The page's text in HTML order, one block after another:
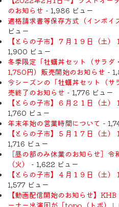
のお知らせ - 1,986 ビュー
適格請求書等保存方式（インボイ
ビュー
【とらの子市】７月１９日（土
1,900 ビュー
冬季限定「牡蠣丼セット（サラダ
1,750円）販売開始のお知らせ -
今シーズンの「牡蠣丼セット（サ
売終了のお知らせ - 1,776 ビュー
【とらの子市】６月２１日（土
1,760 ビュー
年末年始の営業時間について -
【とらの子市】５月１７日（土
1,716 ビュー
［昼の部のみ休業のお知らせ］
（火）
- 1,622 ビュー
【とらの子市】４月１９日（土
1,577 ビュー
【動画配信開始のお知らせ】
ーナー出演回が「topo（トポ）